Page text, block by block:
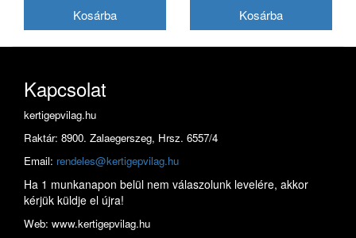
Kapcsolat
kertigepvilag.hu
Raktár: 8900. Zalaegerszeg, Hrsz. 6557/4
Email: rendeles@kertigepvilag.hu
Ha 1 munkanapon belül nem válaszolunk levelére, akkor
kérjük küldje el újra!
Web: www.kertigepvilag.hu